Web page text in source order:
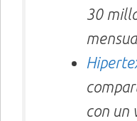
30
con un